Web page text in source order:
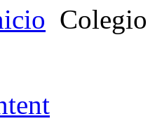
Colegio